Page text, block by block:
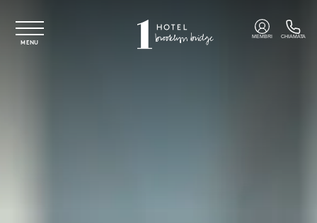
MENU
MEMBRI CHIAMATA